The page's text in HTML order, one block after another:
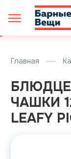
Главная
ЧАШКИ
LEAFY